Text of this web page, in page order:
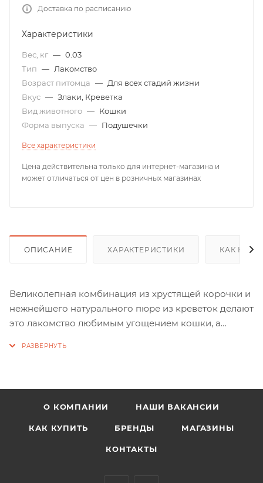
Доставка по расписанию
Характеристики
Вес, кг — 0.03
Тип — Лакомство
Возраст питомца — Для всех стадий жизни
Вкус — Злаки, Креветка
Вид животного — Кошки
Форма выпуска — Подушечки
Все характеристики
Цена действительна только для интернет-магазина и
может отличаться от цен в розничных магазинах
ОПИСАНИЕ ХАРАКТЕРИСТИКИ КАК
Великолепная комбинация из хрустящей корочки и
нежнейшего натурального пюре из креветок делают
это лакомство любимым угощением кошки, а
О КОМПАНИИ НАШИ ВАКАНСИИ
КАК КУПИТЬ БРЕНДЫ МАГАЗИНЫ
КОНТАКТЫ